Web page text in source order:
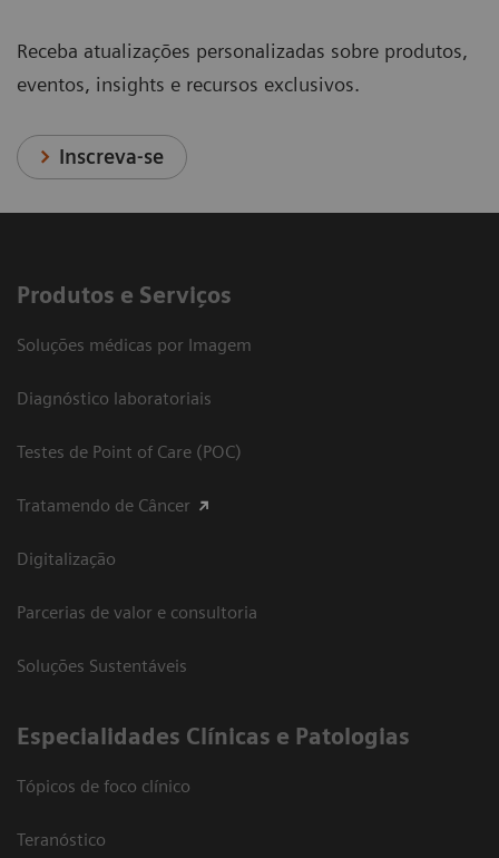
Receba atualizações personalizadas sobre produtos,
eventos, insights e recursos exclusivos.
Inscreva-se
Produtos e Serviços
Soluções médicas por Imagem
Diagnóstico laboratoriais
Testes de Point of Care (POC)
Tratamendo de Câncer
Digitalização
Parcerias de valor e consultoria
Soluções Sustentáveis
​Especialidades Clínicas e Patologias
Tópicos de foco clínico
Teranóstico